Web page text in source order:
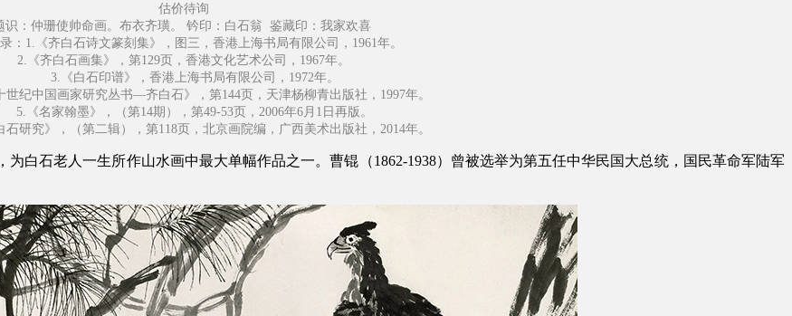
估价待询
识：仲珊使帅命画。布衣齐璜。 钤印：白石翁 鉴藏印：我家欢喜
： 1.《齐白石诗文篆刻集》，图三，香港上海书局有限公司，1961年。
2.《齐白石画集》，第129页，香港文化艺术公司，1967年。
3.《白石印谱》，香港上海书局有限公司，1972年。
纪中国画家研究丛书—齐白石》，第144页，天津杨柳青出版社，1997年。
5.《名家翰墨》，（第14期），第49-53页，2006年6月1日再版。
研究》，（第二辑），第118页，北京画院编，广西美术出版社，2014年。
白石老人一生所作山水画中最大单幅作品之一。曹锟（1862-1938）曾被选举为第五任中华民国大总统，国民革命军陆军